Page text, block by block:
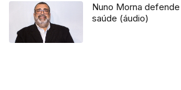
Nuno Morna
saúde (áudio)